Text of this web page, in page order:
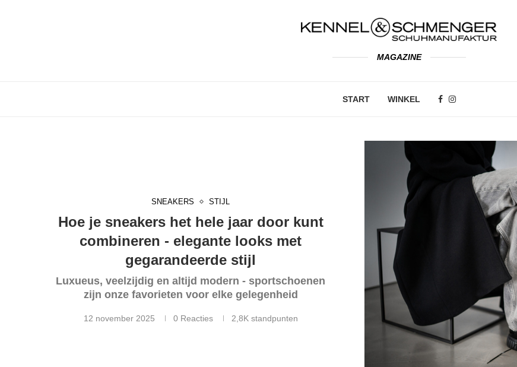
MAGAZINE
START WINKEL
SNEAKERS STIJL
Hoe je sneakers het hele jaar door kunt
combineren - elegante looks met
gegarandeerde stijl
Luxueus, veelzijdig en altijd modern - sportschoenen
zijn onze favorieten voor elke gelegenheid
12 november 2025 0 Reacties 2,8Kstandpunten